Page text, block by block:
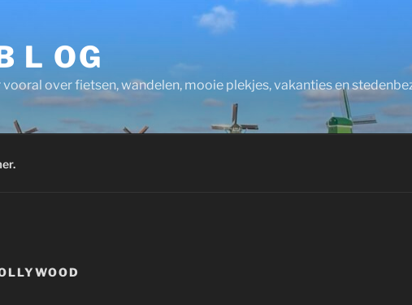
L OG
over fietsen, wandelen, mooie plekjes, vakanties en